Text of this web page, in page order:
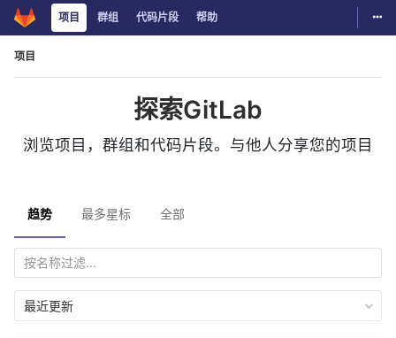
Skip to content
项目 群组 代码片段 帮助 切
项目
探索GitLab
浏览项目，群组和代码片段。与他人分享您的项目
趋势 最多星标 全部
最近更新